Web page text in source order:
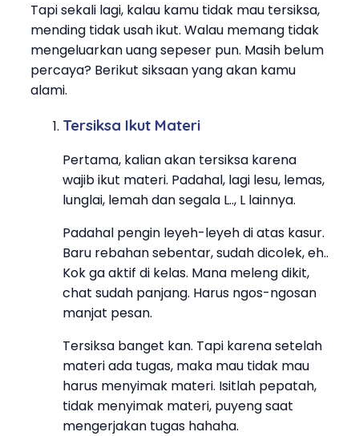
Tapi sekali lagi, kalau kamu tidak mau tersiksa,
mending tidak usah ikut. Walau memang tidak
mengeluarkan uang sepeser pun. Masih belum
percaya? Berikut siksaan yang akan kamu
alami.
Tersiksa Ikut Materi
Pertama, kalian akan tersiksa karena
wajib ikut materi. Padahal, lagi lesu, lemas,
lunglai, lemah dan segala L.., L lainnya.
Padahal pengin leyeh-leyeh di atas kasur.
Baru rebahan sebentar, sudah dicolek, eh..
Kok ga aktif di kelas. Mana meleng dikit,
chat sudah panjang. Harus ngos-ngosan
manjat pesan.
Tersiksa banget kan. Tapi karena setelah
materi ada tugas, maka mau tidak mau
harus menyimak materi. Isitlah pepatah,
tidak menyimak materi, puyeng saat
mengerjakan tugas hahaha.